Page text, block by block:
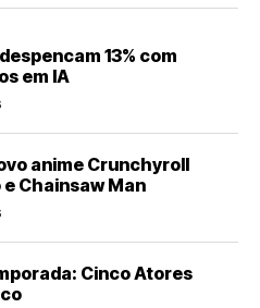
13% com
em IA
anime Crunchyroll
Chainsaw Man
Cinco Atores